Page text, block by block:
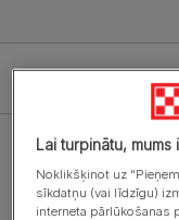
Lai turpinātu,
Noklikšķinot uz
sīkdatņu (vai līdzīgu)
interneta pārlūkošanas